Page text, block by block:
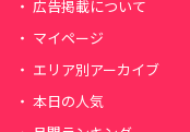
広告掲載について
マイページ
エリア別アーカイブ
本日の人気